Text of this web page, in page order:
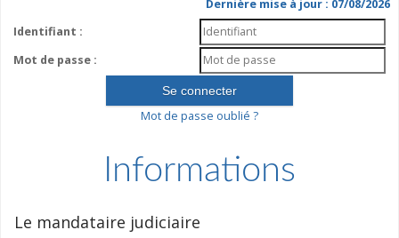
Dernière mise à jour : 07/08/2026
Identifiant :
Mot de passe :
Mot de passe oublié ?
Informations
Le mandataire judiciaire